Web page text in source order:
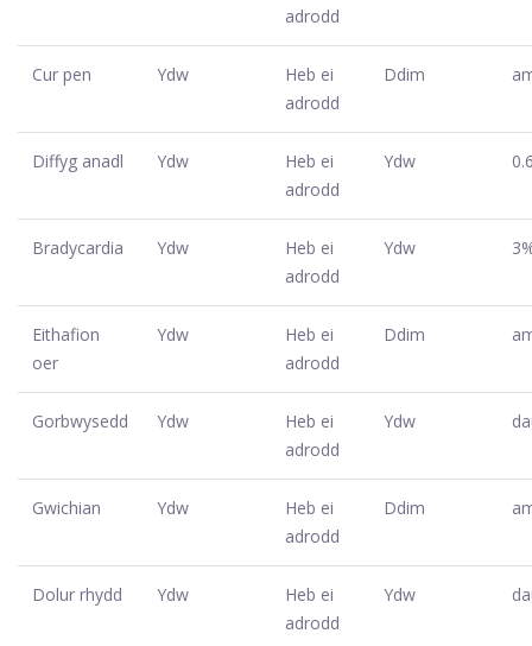
adrodd
Cur pen Ydw
Heb ei
adrodd
Ddim
Diffyg anadl Ydw
Heb ei
adrodd
Ydw
Bradycardia Ydw
Heb ei
adrodd
Ydw
Eithafion
oer
Ydw
Heb ei
adrodd
Ddim
Gorbwysedd Ydw
Heb ei
adrodd
Ydw
Gwichian Ydw
Heb ei
adrodd
Ddim
Dolur rhydd Ydw
Heb ei
adrodd
Ydw